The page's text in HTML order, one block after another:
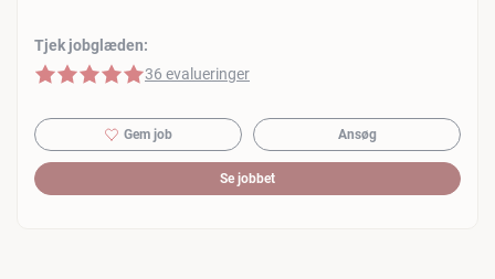
Tjek jobglæden:
5 af 5 stjerner
36 evalueringer
Gem job Ansøg
Se jobbet